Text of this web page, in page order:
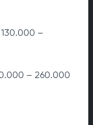
–
– 260.000